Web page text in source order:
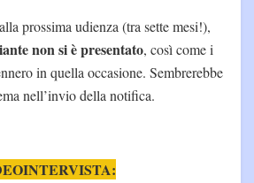
prossima udienza (tra sette mesi!),
non si è presentato, così come i
in quella occasione. Sembrerebbe
nell’invio della notifica.